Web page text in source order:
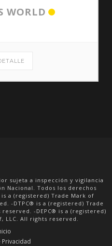
WORLD
sujeta a inspección y vigilancia
Nacional. Todos los derechos
a (registered) Trade Mark of
-DTPC® is a (registered) Trade
-DEPC® is a (registered)
LLC. All rights reserved.
Privacidad